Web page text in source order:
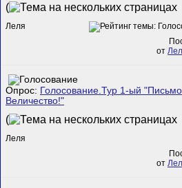
(
Леля
от
Опрос: Голосование.Тур 1-ый
Величество!"
(
Леля
от